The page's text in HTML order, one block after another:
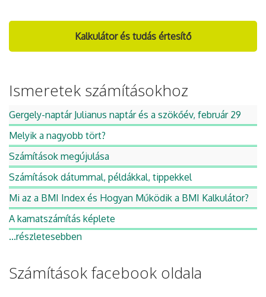
Kalkulátor és tudás értesítő
Ismeretek számításokhoz
Gergely-naptár Julianus naptár és a szökőév, február 29
Melyik a nagyobb tört?
Számítások megújulása
Számítások dátummal, példákkal, tippekkel
Mi az a BMI Index és Hogyan Működik a BMI Kalkulátor?
A kamatszámítás képlete
...részletesebben
Számítások facebook oldala